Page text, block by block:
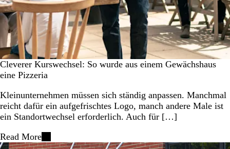
Cleverer Kurswechsel: So wurde aus einem Gewächshaus
eine Pizzeria
Kleinunternehmen müssen sich ständig anpassen. Manchmal
reicht dafür ein aufgefrischtes Logo, manch andere Male ist
ein Standortwechsel erforderlich. Auch für […]
Read More